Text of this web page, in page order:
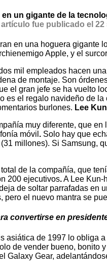
un gigante de la
fue publicado el 22
en una hoguera
Apple, y el
mil empleados hacen
de montaje. Son
el gran jefe se ha vuelto
es el regalo navideño de
burlones. Lee
muy diferente, que
móvil . Solo hay que
millones). Si Samsung,
de la compañía, que
200 ejecutivos.A Lee Kun-
de soltar parrafadas
el nuevo mantra se
convertirse en
asiática de 1997 lo obliga
de vender bueno, bonito
Galaxy Gear,